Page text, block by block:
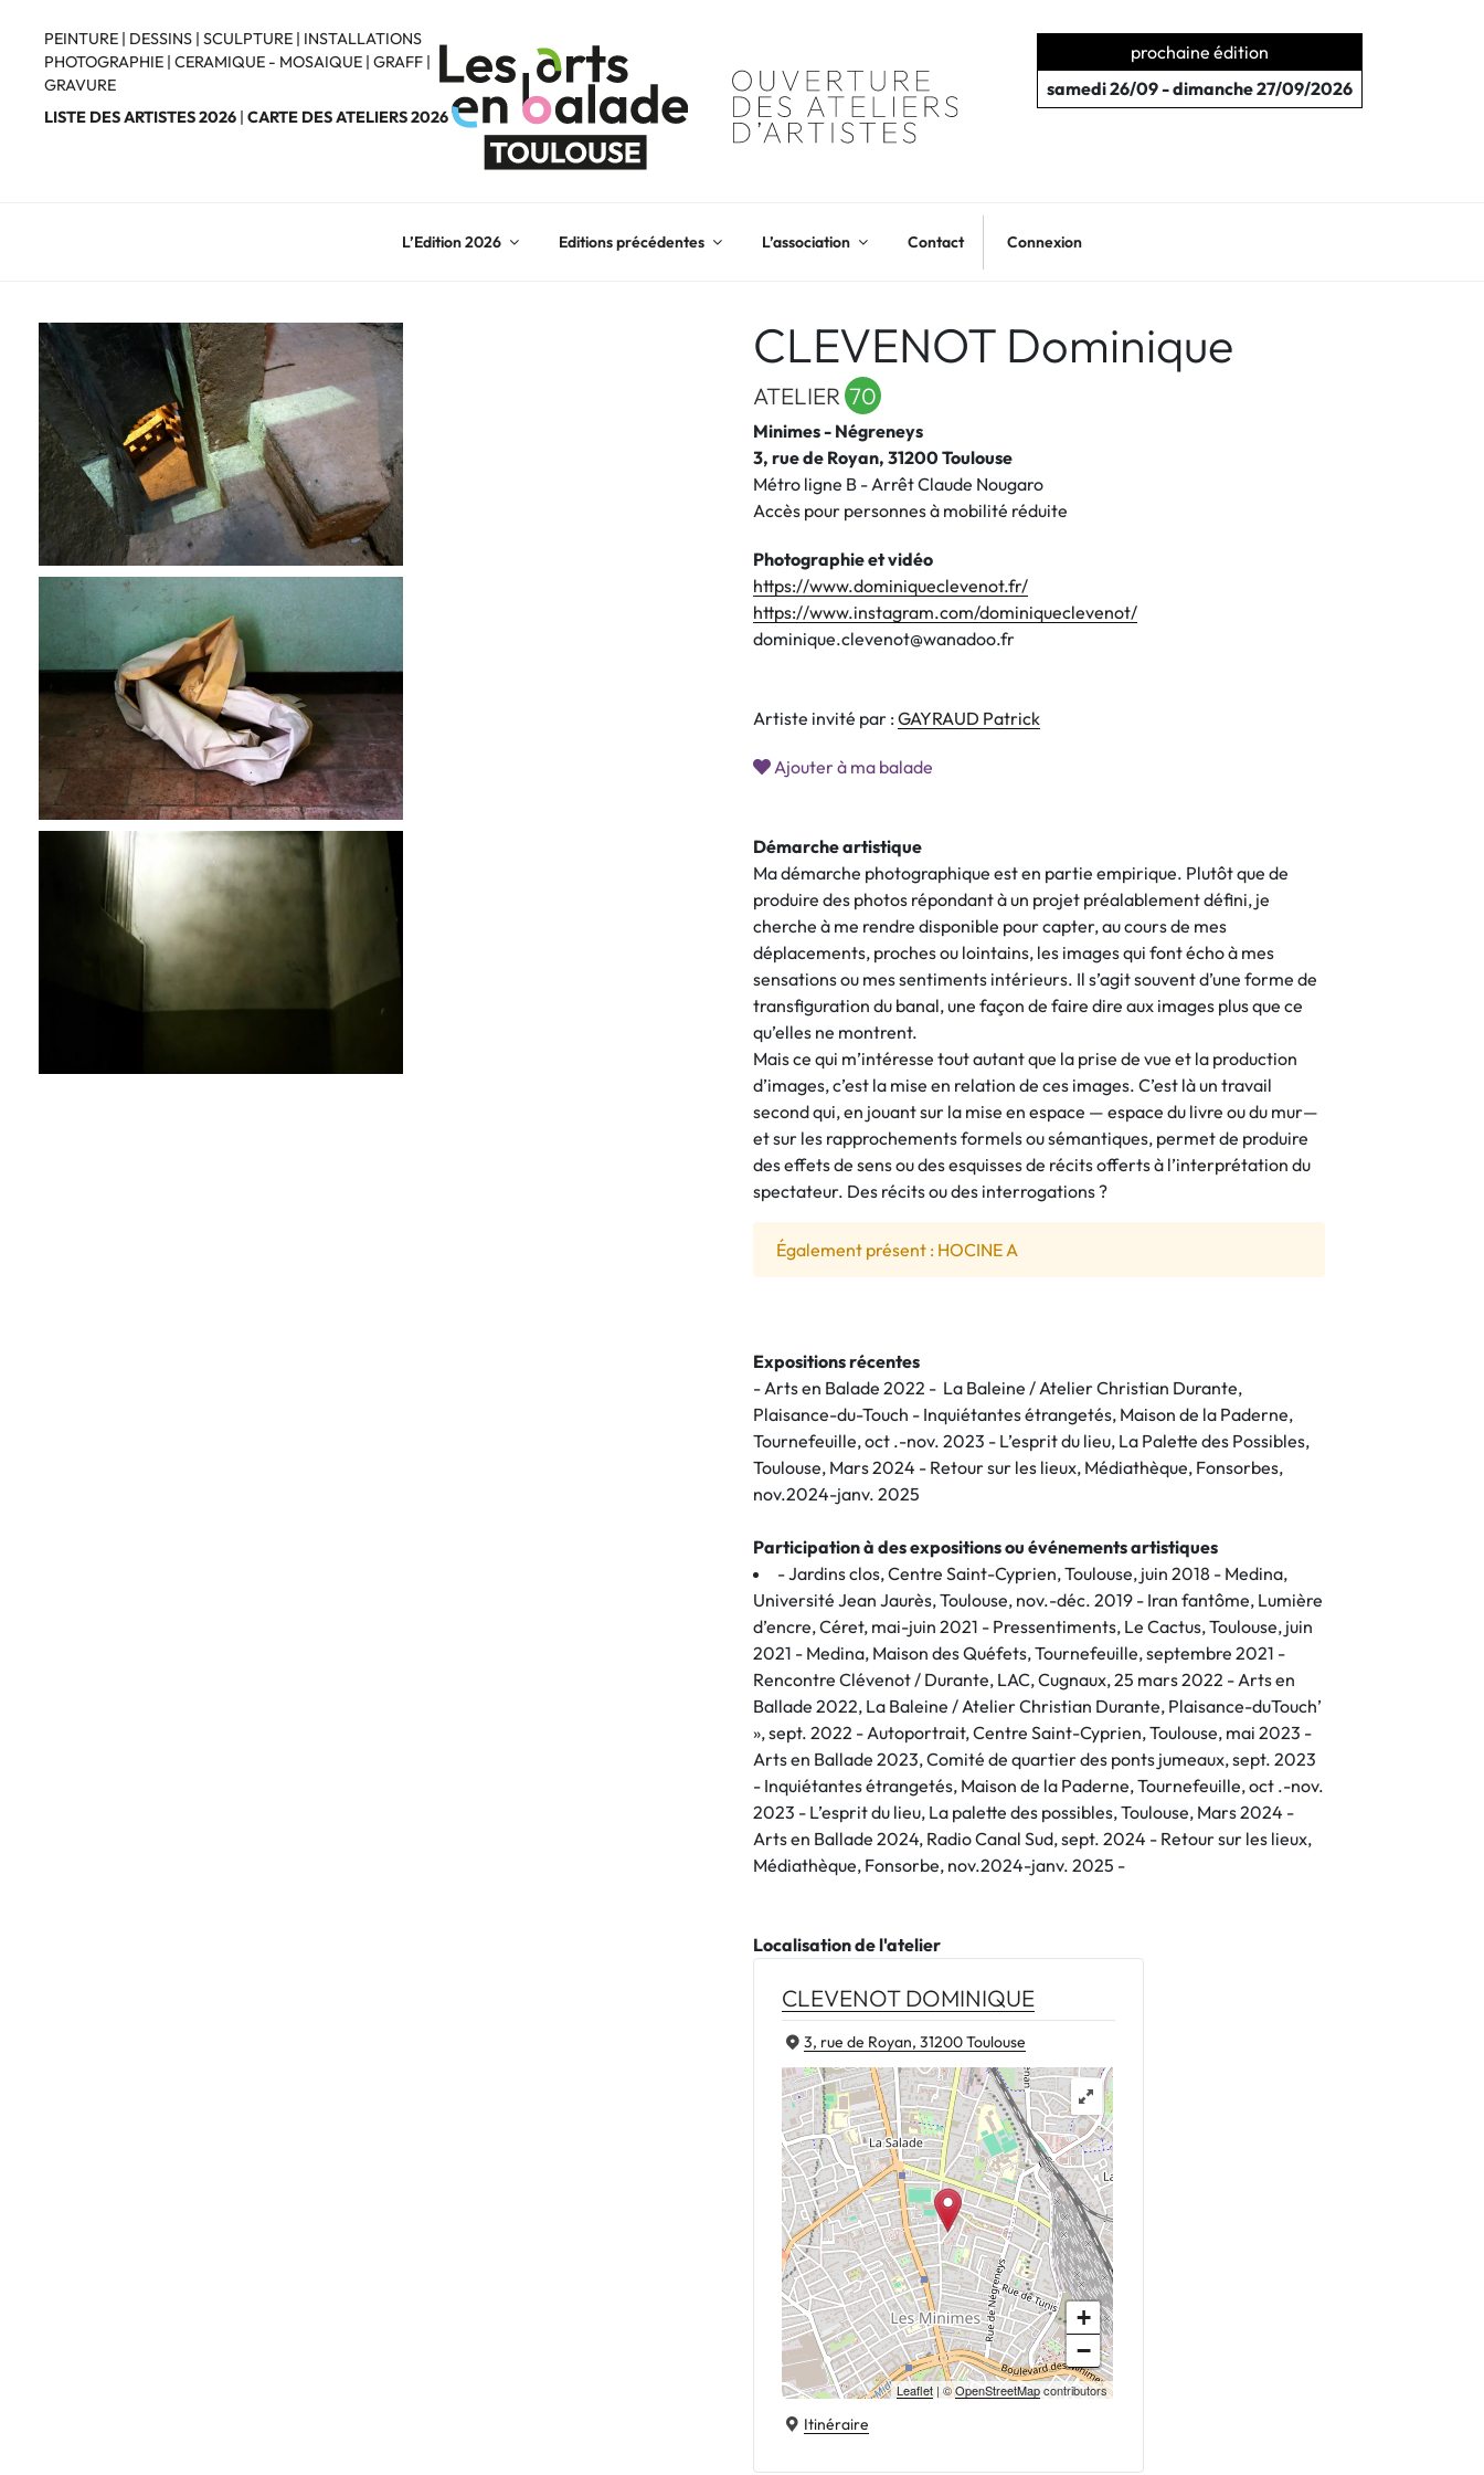
contenu
principal
PEINTURE | DESSINS | SCULPTURE | INSTALLATIONS
PHOTOGRAPHIE | CERAMIQUE - MOSAIQUE | GRAFF |
GRAVURE
LISTE DES ARTISTES 2026 | CARTE DES ATELIERS 2026
prochaine édition
samedi 26/09 - dimanche 27/09/2026
L’Edition 2026 Editions précédentes L’association Contact Connexion
CLEVENOT Dominique
ATELIER 70
Minimes - Négreneys
3, rue de Royan, 31200 Toulouse
Métro ligne B - Arrêt Claude Nougaro
Accès pour personnes à mobilité réduite
Photographie et vidéo
https://www.dominiqueclevenot.fr/
https://www.instagram.com/dominiqueclevenot/
dominique.clevenot@wanadoo.fr
Artiste invité par : GAYRAUD Patrick
Ajouter à ma balade
Démarche artistique
Ma démarche photographique est en partie empirique. Plutôt que de
produire des photos répondant à un projet préalablement défini, je
cherche à me rendre disponible pour capter, au cours de mes
déplacements, proches ou lointains, les images qui font écho à mes
sensations ou mes sentiments intérieurs. Il s’agit souvent d’une forme de
transfiguration du banal, une façon de faire dire aux images plus que ce
qu’elles ne montrent.
Mais ce qui m’intéresse tout autant que la prise de vue et la production
d’images, c’est la mise en relation de ces images. C’est là un travail
second qui, en jouant sur la mise en espace — espace du livre ou du mur—
et sur les rapprochements formels ou sémantiques, permet de produire
des effets de sens ou des esquisses de récits offerts à l’interprétation du
spectateur. Des récits ou des interrogations ?
Également présent : HOCINE A
Expositions récentes
- Arts en Balade 2022 - La Baleine / Atelier Christian Durante,
Plaisance-du-Touch - Inquiétantes étrangetés, Maison de la Paderne,
Tournefeuille, oct .-nov. 2023 - L’esprit du lieu, La Palette des Possibles,
Toulouse, Mars 2024 - Retour sur les lieux, Médiathèque, Fonsorbes,
nov.2024-janv. 2025
Participation à des expositions ou événements artistiques
- Jardins clos, Centre Saint-Cyprien, Toulouse, juin 2018 - Medina,
Université Jean Jaurès, Toulouse, nov.-déc. 2019 - Iran fantôme, Lumière
d’encre, Céret, mai-juin 2021 - Pressentiments, Le Cactus, Toulouse, juin
2021 - Medina, Maison des Quéfets, Tournefeuille, septembre 2021 -
Rencontre Clévenot / Durante, LAC, Cugnaux, 25 mars 2022 - Arts en
Ballade 2022, La Baleine / Atelier Christian Durante, Plaisance-duTouch’
», sept. 2022 - Autoportrait, Centre Saint-Cyprien, Toulouse, mai 2023 -
Arts en Ballade 2023, Comité de quartier des ponts jumeaux, sept. 2023
- Inquiétantes étrangetés, Maison de la Paderne, Tournefeuille, oct .-nov.
2023 - L’esprit du lieu, La palette des possibles, Toulouse, Mars 2024 -
Arts en Ballade 2024, Radio Canal Sud, sept. 2024 - Retour sur les lieux,
Médiathèque, Fonsorbe, nov.2024-janv. 2025 -
Localisation de l'atelier
CLEVENOT DOMINIQUE
3, rue de Royan, 31200 Toulouse
+
−
Leaflet | ©OpenStreetMapcontributors
Itinéraire